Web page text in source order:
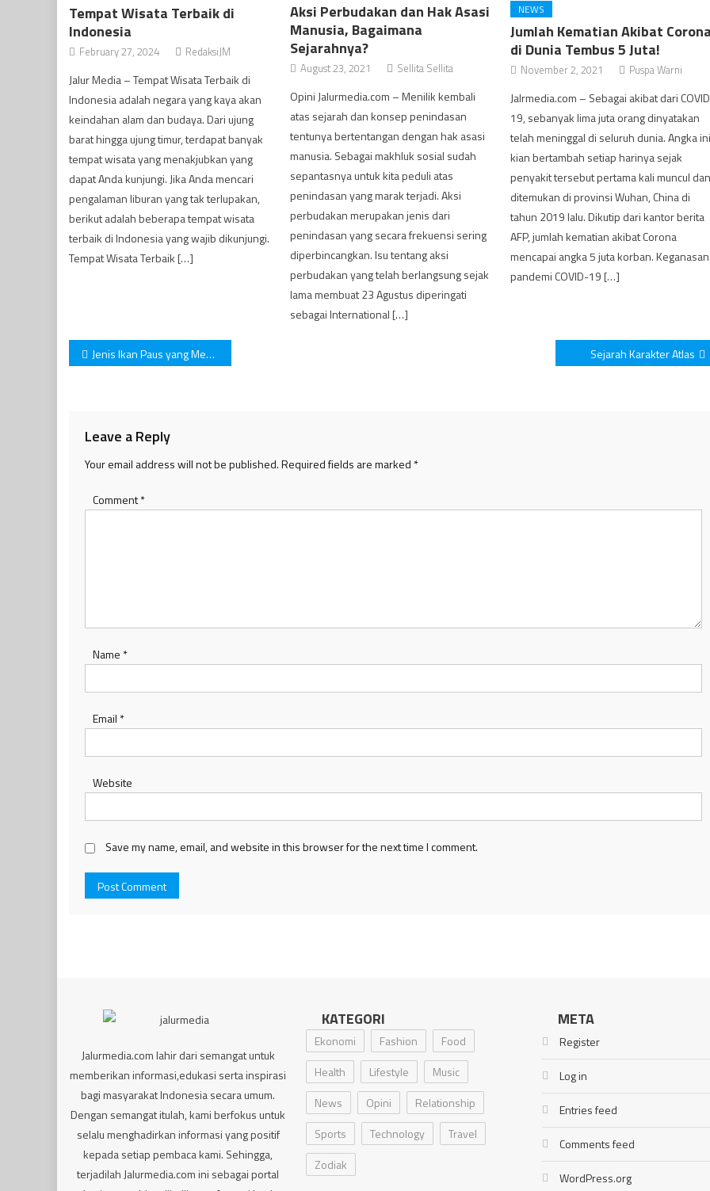
Tempat Wisata Terbaik di
Indonesia
February 27, 2024 RedaksiJM
Jalur Media – Tempat Wisata Terbaik di
Indonesia adalah negara yang kaya akan
keindahan alam dan budaya. Dari ujung
barat hingga ujung timur, terdapat banyak
tempat wisata yang menakjubkan yang
dapat Anda kunjungi. Jika Anda mencari
pengalaman liburan yang tak terlupakan,
berikut adalah beberapa tempat wisata
terbaik di Indonesia yang wajib dikunjungi.
Tempat Wisata Terbaik […]
Aksi Perbudakan dan Hak Asasi
Manusia, Bagaimana
Sejarahnya?
August 23, 2021 Sellita Sellita
Opini Jalurmedia.com – Menilik kembali
atas sejarah dan konsep penindasan
tentunya bertentangan dengan hak asasi
manusia. Sebagai makhluk sosial sudah
sepantasnya untuk kita peduli atas
penindasan yang marak terjadi. Aksi
perbudakan merupakan jenis dari
penindasan yang secara frekuensi sering
diperbincangkan. Isu tentang aksi
perbudakan yang telah berlangsung sejak
lama membuat 23 Agustus diperingati
sebagai International […]
NEWS
Jumlah Kematian Akibat
di Dunia Tembus 5 Juta!
November 2, 2021 Puspa Warni
Jalrmedia.com – Sebagai akibat dari
19, sebanyak lima juta orang dinyatakan
telah meninggal di seluruh dunia. Angka
kian bertambah setiap harinya sejak
penyakit tersebut pertama kali muncul
ditemukan di provinsi Wuhan, China di
tahun 2019 lalu. Dikutip dari kantor berita
AFP, jumlah kematian akibat Corona
mencapai angka 5 juta korban. Keganasan
pandemi COVID-19 […]
Post
Jenis Ikan Paus yang Menakjubkan Sejarah Karakter Atlas
Leave a Reply
Your email address will not be published.Required fields are marked *
Comment*
Name *
Email *
Website
Save my name, email, and website in this browser for the next time I comment.
Jalurmedia.com lahir dari semangat untuk
memberikan informasi,edukasi serta inspirasi
bagi masyarakat Indonesia secara umum.
Dengan semangat itulah, kami berfokus untuk
selalu menghadirkan informasi yang positif
kepada setiap pembaca kami. Sehingga,
terjadilah Jalurmedia.com ini sebagai portal
KATEGORI
Ekonomi Fashion
Food
Health
Lifestyle
Music
News
Opini
Relationship
Sports
Technology
Travel
Zodiak
META
Register
Log in
Entries feed
Comments feed
WordPress.org